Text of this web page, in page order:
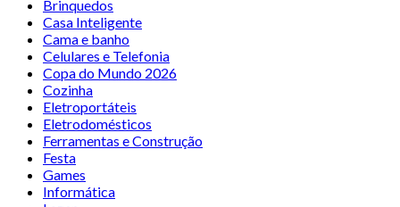
Brinquedos
Casa Inteligente
Cama e banho
Celulares e Telefonia
Copa do Mundo 2026
Cozinha
Eletroportáteis
Eletrodomésticos
Ferramentas e Construção
Festa
Games
Informática